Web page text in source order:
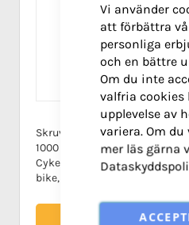
Vi använder
att förbättra
personliga
och en bättre
Om du inte
valfria cookies
upplevelse av
variera. Om du
mer läs gärna
Skruvdubb BESTGRIP
1000 [2,2mm utstick]
Cykel, MTB, Mountain
bike, Moped, Skor mm.